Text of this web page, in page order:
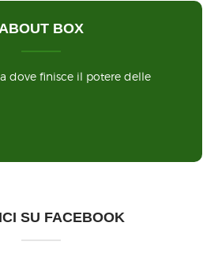
BOX
dove finisce il potere delle
SU FACEBOOK